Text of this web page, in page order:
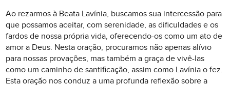
Ao rezarmos à Beata Lavínia, buscamos sua intercessão para
que possamos aceitar, com serenidade, as dificuldades e os
fardos de nossa própria vida, oferecendo-os como um ato de
amor a Deus. Nesta oração, procuramos não apenas alívio
para nossas provações, mas também a graça de vivê-las
como um caminho de santificação, assim como Lavínia o fez.
Esta oração nos conduz a uma profunda reflexão sobre a